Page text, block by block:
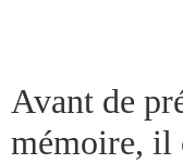
Avant de
mémoire, il